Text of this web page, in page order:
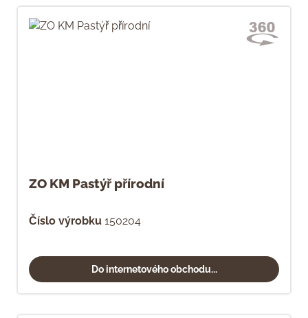
ZO KM Pastýř přírodní
Číslo výrobku 150204
Do internetového obchodu...